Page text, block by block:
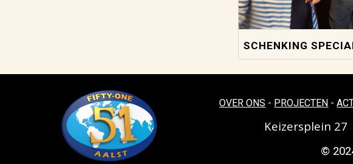
SCHENKING
OVER ONS - PROJECTEN -
Keizersplein 27
©